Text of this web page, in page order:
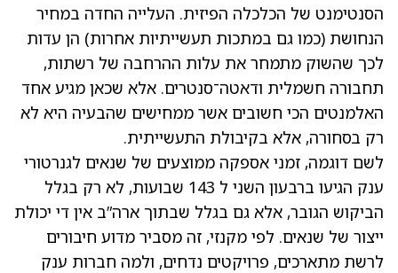
הסנטימנט של הכלכלה הפיזית. העלייה החדה במחיר
הנחושת (כמו גם במתכות תעשייתיות אחרות) הן עדות
לכך שהשוק מתמחר את עלות ההרחבה של רשתות,
תחבורה חשמלית ודאטה־סנטרים. אלא שכאן מגיע אחד
האלמנטים הכי חשובים אשר ממחישים שהבעיה היא לא
רק בסחורה, אלא בקיבולת התעשייתית.
לשם דוגמה, זמני אספקה ממוצעים של שנאים לגנרטורי
ענק הגיעו ברבעון השני ל 143 שבועות, לא רק בגלל
הביקוש הגובר, אלא גם בגלל שבתוך ארה”ב אין די יכולת
ייצור של שנאים. לפי מקנזי, זה מסביר מדוע חיבורים
לרשת מתארכים, פרויקטים נדחים, ולמה חברות ענק